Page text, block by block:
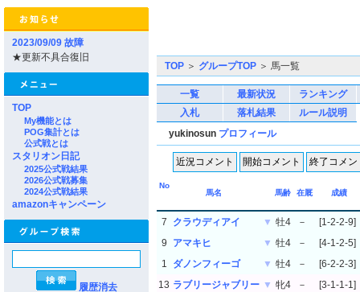
2023/09/09 故障
★更新不具合復旧
TOP
My機能とは
POG集計とは
公式戦とは
スタリオン日記
2025公式戦結果
2026公式戦募集
2024公式戦結果
amazonキャンペーン
履歴消去
TOP ＞ グループTOP ＞ 馬一覧
一覧 最新状況
ランキング
入札
落札結果
ルール説明
yukinosun プロフィール
No
馬名
馬齢 在厩 成績
7 クラウディアイ ▼ 牡4 －
[1-2-2-9]
9
アマキヒ ▼ 牡4 －
[4-1-2-5]
1
ダノンフィーゴ ▼ 牡4 －
[6-2-2-3]
13 ラブリージャブリー ▼ 牝4 －
[3-1-1-1]